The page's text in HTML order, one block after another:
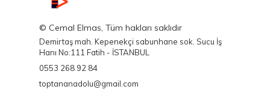
© Cemal Elmas, Tüm hakları saklıdır
Demirtaş mah. Kepenekçi sabunhane sok. Sucu İş
Hanı No:111 Fatih - İSTANBUL
0553 268 92 84
toptananadolu@gmail.com